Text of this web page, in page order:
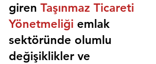
giren Taşınmaz Ticareti
Yönetmeliği emlak
sektöründe olumlu
değişiklikler ve